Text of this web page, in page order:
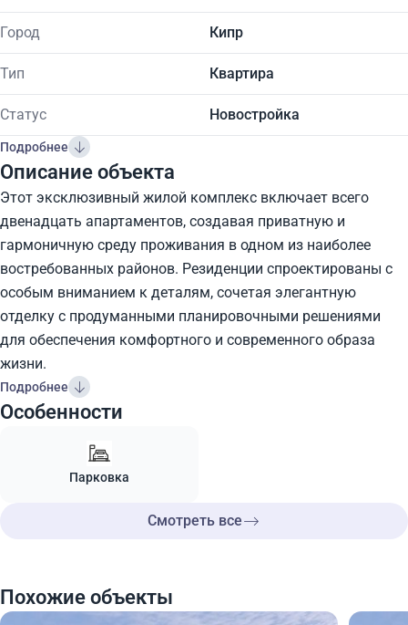
Город Кипр
Тип Квартира
Статус Новостройка
Подробнее
Описание объекта
Этот эксклюзивный жилой комплекс включает всего
двенадцать апартаментов, создавая приватную и
гармоничную среду проживания в одном из наиболее
востребованных районов. Резиденции спроектированы с
особым вниманием к деталям, сочетая элегантную
отделку с продуманными планировочными решениями
для обеспечения комфортного и современного образа
жизни.
Подробнее
Особенности
Парковка
Смотреть все
Похожие объекты